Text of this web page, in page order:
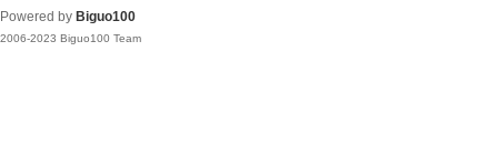
Powered by Biguo100
2006-2023 Biguo100 Team